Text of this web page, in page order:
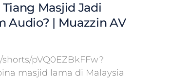
Masjid Jadi
Audio? | Muazzin AV
pVQ0EZBkFFw?
masjid lama di Malaysia